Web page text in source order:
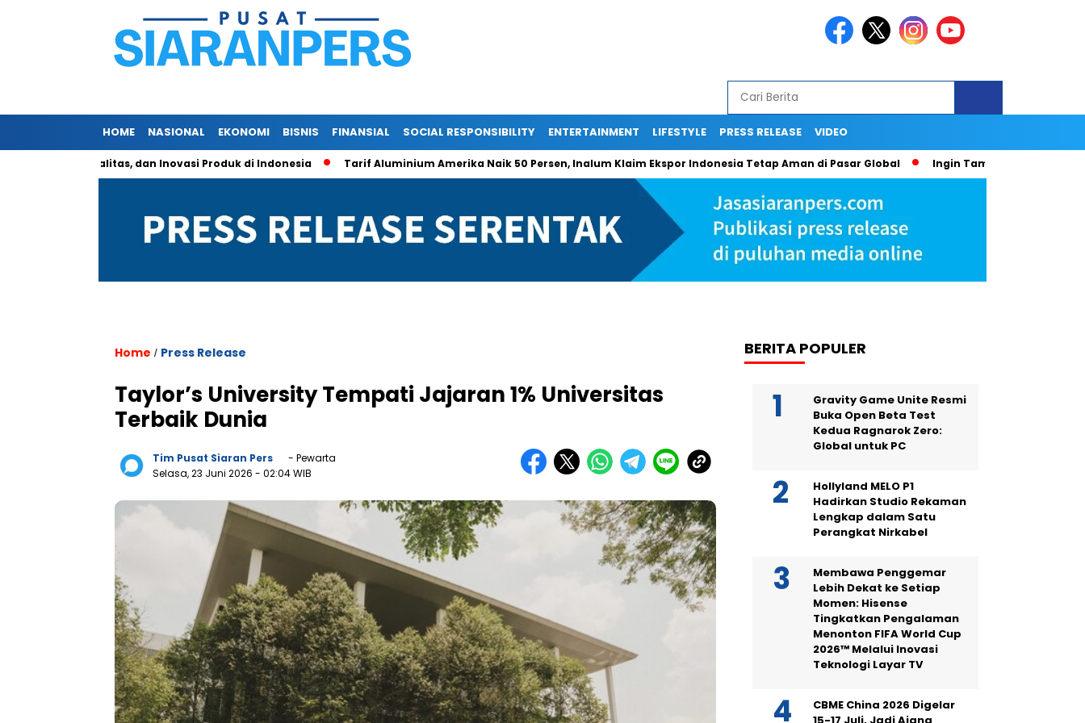
HOME NASIONAL EKONOMI BISNIS FINANSIAL SOCIAL RESPONSIBILITY ENTERTAINMENT LIFESTYLE PRESS RELEASE VIDEO
Kualitas, dan Inovasi Produk di Indonesia Tarif Aluminium Amerika Naik 50 Persen, Inalum Klaim Ekspor Indonesia Tetap Aman di Pasar Global Ingin Tampil Seperti Seleb di
Home / Press Release
Taylor’s University Tempati Jajaran 1% Universitas
Terbaik Dunia
Tim Pusat Siaran Pers
- Pewarta
Selasa, 23 Juni 2026 - 02:04 WIB
BERITA POPULER
Gravity Game Unite Resmi
Buka Open Beta Test
Kedua Ragnarok Zero:
Global untuk PC
Hollyland MELO P1
Hadirkan Studio Rekaman
Lengkap dalam Satu
Perangkat Nirkabel
Membawa Penggemar
Lebih Dekat ke Setiap
Momen: Hisense
Tingkatkan Pengalaman
Menonton FIFA World Cup
2026™ Melalui Inovasi
Teknologi Layar TV
CBME China 2026 Digelar